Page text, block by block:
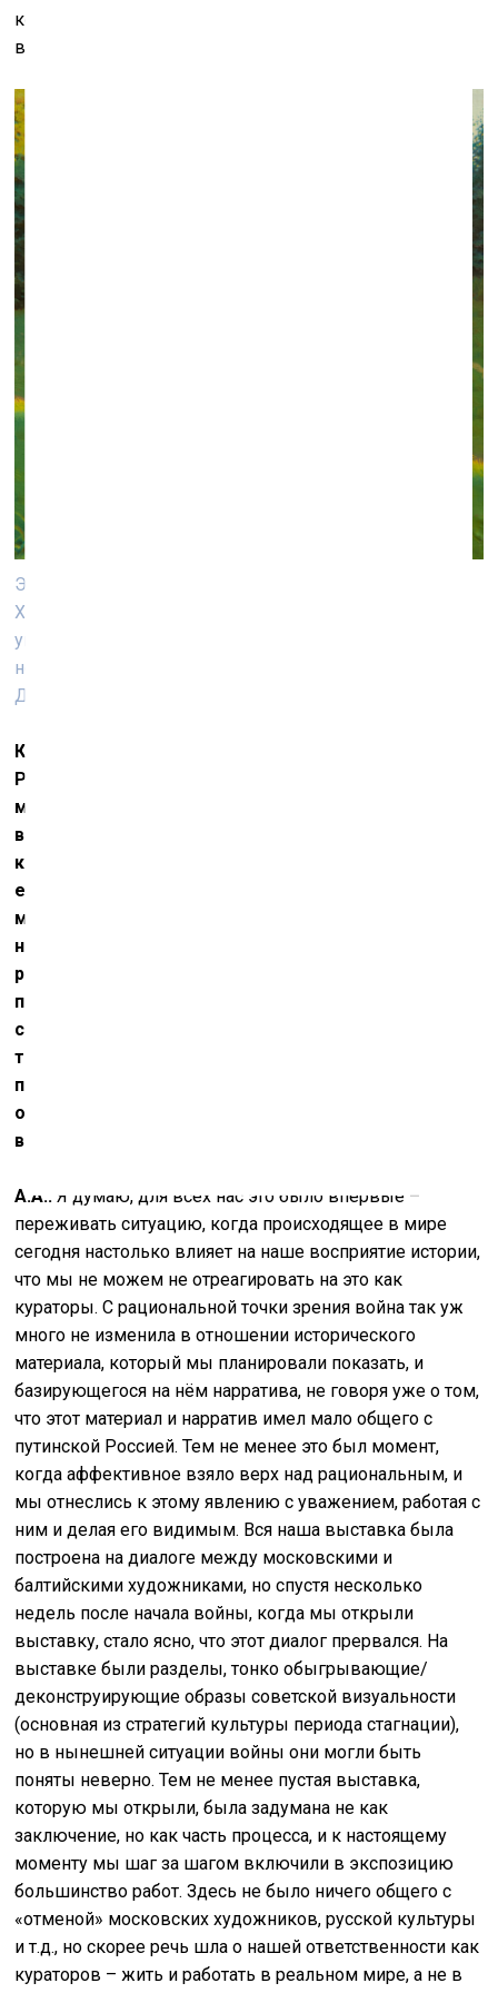
компонуя и исследуя их, но также и пытаясь заразить
вирусом деконструкции.
Эрик Булатов (1933). Опасно. 1972–1973. Масло.
Художественный музей Циммерли, Ратгерский
университет ‒ коллекция советского
нонконформистского искусства Нортона и Нэнси
Доджей
Как повлияла на эту выставку военная агрессия
России против Украины, начавшаяся примерно за
месяц до планируемого открытия? Эта выставка
включает целый ряд представителей московского
концептуализма, которые были
единомышленниками эстонских художников в их
молчаливом противостоянии советскому режиму,
но сейчас не все из них однозначно осудили
российскую агрессию. Для меня самой здесь явно
присутствует конфликт этики историка и этики
свидетеля нынешней политической ситуации,
требующей нашей реакции. Но вы смогли найти
прекрасное решение, и не зря эта выставка была
отмечена как пример новой парадигмы
выставочного дела
А.А.: Я думаю, для всех нас это было впервые –
переживать ситуацию, когда происходящее в мире
сегодня настолько влияет на наше восприятие истории,
что мы не можем не отреагировать на это как
кураторы. С рациональной точки зрения война так уж
много не изменила в отношении исторического
материала, который мы планировали показать, и
базирующегося на нём нарратива, не говоря уже о том,
что этот материал и нарратив имел мало общего с
путинской Россией. Тем не менее это был момент,
когда аффективное взяло верх над рациональным, и
мы отнеслись к этому явлению с уважением, работая с
ним и делая его видимым. Вся наша выставка была
построена на диалоге между московскими и
балтийскими художниками, но спустя несколько
недель после начала войны, когда мы открыли
выставку, стало ясно, что этот диалог прервался. На
выставке были разделы, тонко обыгрывающие/
деконструирующие образы советской визуальности
(основная из стратегий культуры периода стагнации),
но в нынешней ситуации войны они могли быть
поняты неверно. Тем не менее пустая выставка,
которую мы открыли, была задумана не как
заключение, но как часть процесса, и к настоящему
моменту мы шаг за шагом включили в экспозицию
большинство работ. Здесь не было ничего общего с
«отменой» московских художников, русской культуры
и т.д., но скорее речь шла о нашей ответственности как
кураторов – жить и работать в реальном мире, а не в